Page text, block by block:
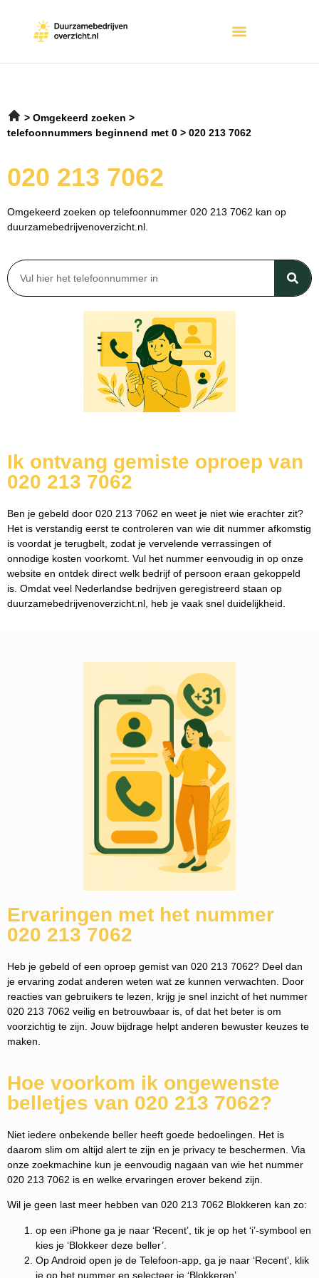
Omgekeerd zoeken
telefoonnummers beginnend met 0
020 213 7062
020 213 7062
Omgekeerd zoeken op telefoonnummer 020 213 7062 kan op
duurzamebedrijvenoverzicht.nl.
Ik ontvang gemiste oproep van
020 213 7062
Ben je gebeld door 020 213 7062 en weet je niet wie erachter zit?
Het is verstandig eerst te controleren van wie dit nummer afkomstig
is voordat je terugbelt, zodat je vervelende verrassingen of
onnodige kosten voorkomt. Vul het nummer eenvoudig in op onze
website en ontdek direct welk bedrijf of persoon eraan gekoppeld
is. Omdat veel Nederlandse bedrijven geregistreerd staan op
duurzamebedrijvenoverzicht.nl, heb je vaak snel duidelijkheid.
Ervaringen met het nummer
020 213 7062
Heb je gebeld of een oproep gemist van 020 213 7062? Deel dan
je ervaring zodat anderen weten wat ze kunnen verwachten. Door
reacties van gebruikers te lezen, krijg je snel inzicht of het nummer
020 213 7062 veilig en betrouwbaar is, of dat het beter is om
voorzichtig te zijn. Jouw bijdrage helpt anderen bewuster keuzes te
maken.
Hoe voorkom ik ongewenste
belletjes van 020 213 7062?
Niet iedere onbekende beller heeft goede bedoelingen. Het is
daarom slim om altijd alert te zijn en je privacy te beschermen. Via
onze zoekmachine kun je eenvoudig nagaan van wie het nummer
020 213 7062 is en welke ervaringen erover bekend zijn.
Wil je geen last meer hebben van 020 213 7062 Blokkeren kan zo:
op een iPhone ga je naar ‘Recent’, tik je op het ‘i’-symbool en
kies je ‘Blokkeer deze beller’.
Op Android open je de Telefoon-app, ga je naar ‘Recent’, klik
je op het nummer en selecteer je ‘Blokkeren’.